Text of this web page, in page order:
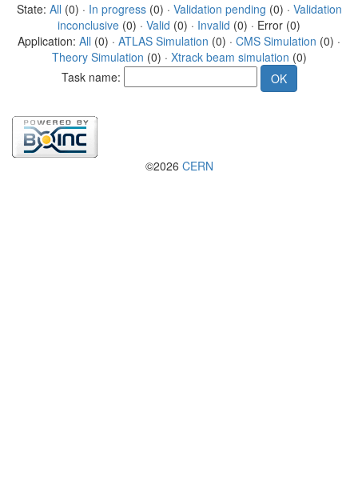
State: All (0) · In progress(0) · Validation pending (0) · Validation
inconclusive (0) · Valid (0) · Invalid (0) · Error (0)
Application: All (0) · ATLAS Simulation (0) · CMS Simulation (0) ·
Theory Simulation (0) · Xtrack beam simulation (0)
Task name:
©2026 CERN